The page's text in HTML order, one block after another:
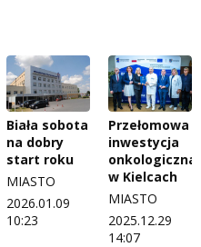
Biała sobota
na dobry
start roku
MIASTO
2026.01.09
10:23
Przełomowa
inwestycja
onkologiczna
w Kielcach
MIASTO
2025.12.29
14:07